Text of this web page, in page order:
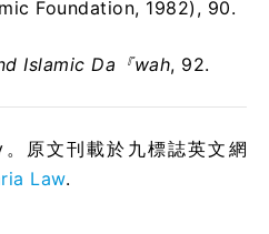
Foundation, 1982), 90.
Islamic Da『wah, 92.
原文刊載於九標誌英文網
Law.